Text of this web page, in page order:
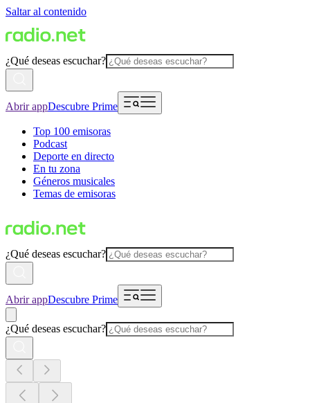
Saltar al contenido
¿Qué deseas escuchar?
Abrir appDescubre Prime
Top 100 emisoras
Podcast
Deporte en directo
En tu zona
Géneros musicales
Temas de emisoras
¿Qué deseas escuchar?
Abrir appDescubre Prime
¿Qué deseas escuchar?